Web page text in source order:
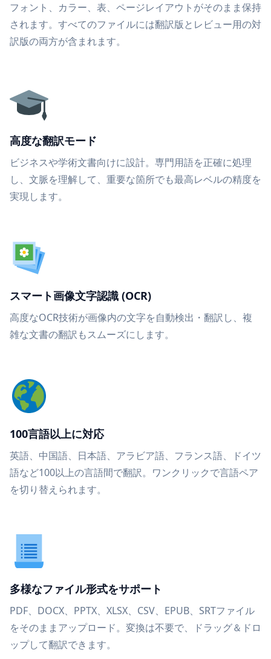
フォント、カラー、表、ページレイアウトがそのまま保持
されます。すべてのファイルには翻訳版とレビュー用の対
訳版の両方が含まれます。
高度な翻訳モード
ビジネスや学術文書向けに設計。専門用語を正確に処理
し、文脈を理解して、重要な箇所でも最高レベルの精度を
実現します。
スマート画像文字認識 (OCR)
高度なOCR技術が画像内の文字を自動検出・翻訳し、複
雑な文書の翻訳もスムーズにします。
100言語以上に対応
英語、中国語、日本語、アラビア語、フランス語、ドイツ
語など100以上の言語間で翻訳。ワンクリックで言語ペア
を切り替えられます。
多様なファイル形式をサポート
PDF、DOCX、PPTX、XLSX、CSV、EPUB、SRTファイル
をそのままアップロード。変換は不要で、ドラッグ＆ドロ
ップして翻訳できます。